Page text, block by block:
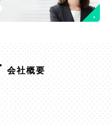
会社概要